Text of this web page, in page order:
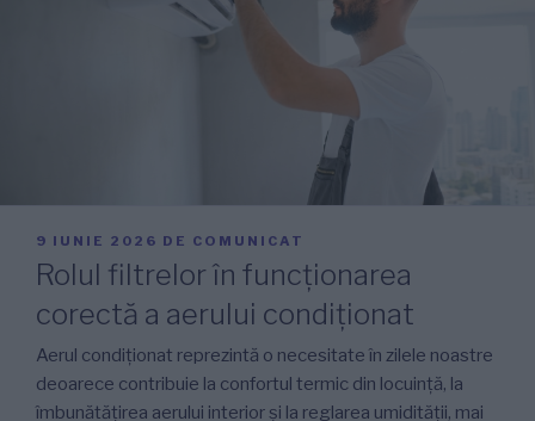
PUBLICAT
PE
9 IUNIE 2026 DE COMUNICAT
Rolul filtrelor în funcționarea
corectă a aerului condiționat
Aerul condiționat reprezintă o necesitate în zilele noastre
deoarece contribuie la confortul termic din locuință, la
îmbunătățirea aerului interior și la reglarea umidității, mai